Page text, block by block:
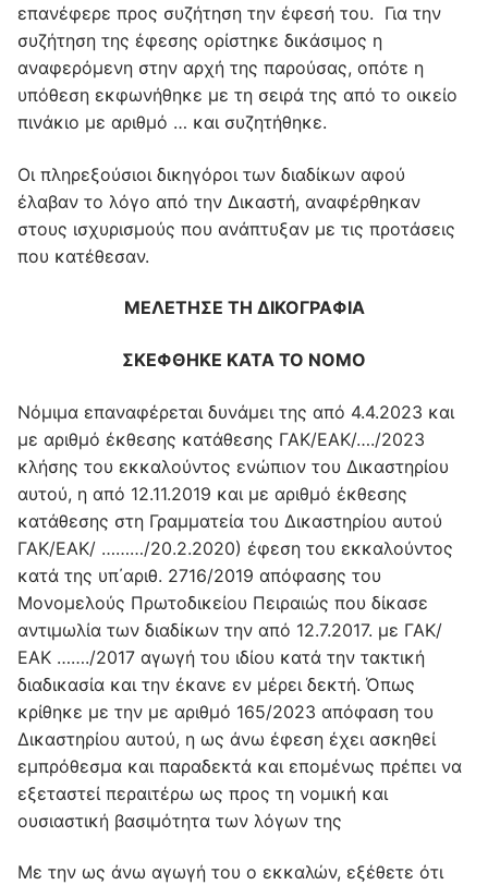
επανέφερε προς συζήτηση την έφεσή του. Για την
συζήτηση της έφεσης ορίστηκε δικάσιμος η
αναφερόμενη στην αρχή της παρούσας, οπότε η
υπόθεση εκφωνήθηκε με τη σειρά της από το οικείο
πινάκιο με αριθμό … και συζητήθηκε.
Οι πληρεξούσιοι δικηγόροι των διαδίκων αφού
έλαβαν το λόγο από την Δικαστή, αναφέρθηκαν
στους ισχυρισμούς που ανάπτυξαν με τις προτάσεις
που κατέθεσαν.
ΜΕΛΕΤΗΣΕ ΤΗ ΔΙΚΟΓΡΑΦΙΑ
ΣΚΕΦΘΗΚΕ ΚΑΤΑ ΤΟ ΝΟΜΟ
Νόμιμα επαναφέρεται δυνάμει της από 4.4.2023 και
με αριθμό έκθεσης κατάθεσης ΓΑΚ/ΕΑΚ/…./2023
κλήσης του εκκαλούντος ενώπιον του Δικαστηρίου
αυτού, η από 12.11.2019 και με αριθμό έκθεσης
κατάθεσης στη Γραμματεία του Δικαστηρίου αυτού
ΓΑΚ/ΕΑΚ/ ………/20.2.2020) έφεση του εκκαλούντος
κατά της υπ΄αριθ. 2716/2019 απόφασης του
Μονομελούς Πρωτοδικείου Πειραιώς που δίκασε
αντιμωλία των διαδίκων την από 12.7.2017. με ΓΑΚ/
ΕΑΚ ……./2017 αγωγή του ιδίου κατά την τακτική
διαδικασία και την έκανε εν μέρει δεκτή. Όπως
κρίθηκε με την με αριθμό 165/2023 απόφαση του
Δικαστηρίου αυτού, η ως άνω έφεση έχει ασκηθεί
εμπρόθεσμα και παραδεκτά και επομένως πρέπει να
εξεταστεί περαιτέρω ως προς τη νομική και
ουσιαστική βασιμότητα των λόγων της
Με την ως άνω αγωγή του ο εκκαλών, εξέθετε ότι